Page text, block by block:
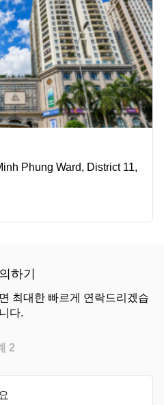
Phung Ward, District 11,
하기
최대한 빠르게 연락드리겠습
니다.
2